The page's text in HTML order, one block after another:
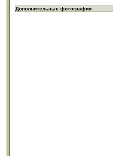
Дополнительные фотографии